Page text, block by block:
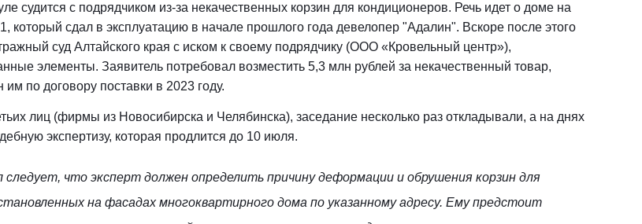
судится с подрядчиком из-за некачественных корзин для кондиционеров. Речь идет о доме на
который сдал в эксплуатацию в начале прошлого года девелопер "Адалин". Вскоре после этого
суд Алтайского края с иском к своему подрядчику (ООО «Кровельный центр»),
элементы. Заявитель потребовал возместить 5,3 млн рублей за некачественный товар,
по договору поставки в 2023 году.
лиц (фирмы из Новосибирска и Челябинска), заседание несколько раз откладывали, а на днях
экспертизу, которая продлится до 10 июля.
следует, что эксперт должен определить причину деформации и обрушения корзин для
на фасадах многоквартирного дома по указанному адресу. Ему предстоит